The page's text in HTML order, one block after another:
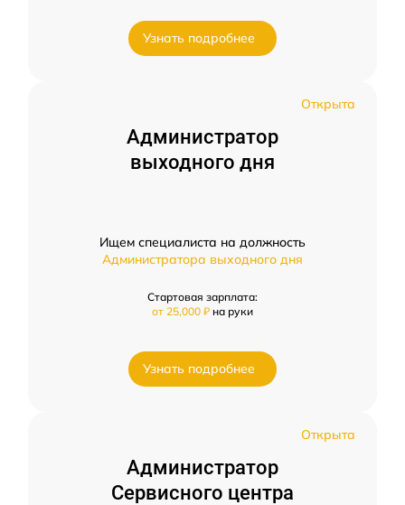
Узнать подробнее
Открыта
Администратор
выходного дня
Ищем специалиста на должность
Администратора выходного дня
Стартовая зарплата:
от 25,000 ₽ на руки
Узнать подробнее
Открыта
Администратор
Сервисного центра